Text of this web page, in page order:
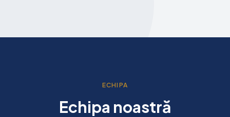
ECHIPA
Echipa noastră